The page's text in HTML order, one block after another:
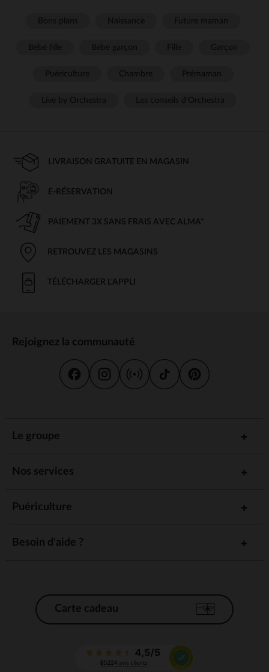
LIVRAISON GRATUITE EN MAGASIN
E-RÉSERVATION
PAIEMENT 3X SANS FRAIS AVEC ALMA*
RETROUVEZ LES MAGASINS
TÉLÉCHARGER L'APPLI
Rejoignez la communauté
Le groupe
Nos services
Puériculture
Besoin d'aide ?
Carte cadeau